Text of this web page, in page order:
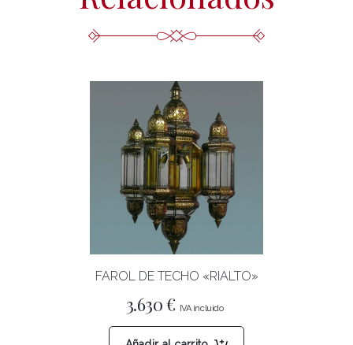
FAROL DE TECHO «RIALTO»
3.630€